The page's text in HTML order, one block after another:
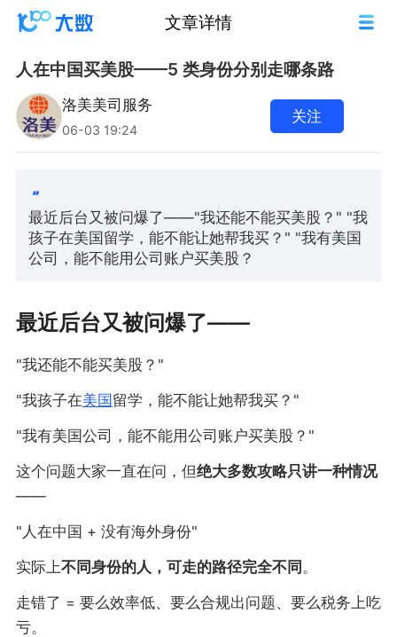
文章详情
人在中国买美股——5 类身份分别走哪条路
洛美美司服务
06-03 19:24
关注
最近后台又被问爆了——"我还能不能买美股？" "我
孩子在美国留学，能不能让她帮我买？" "我有美国
公司，能不能用公司账户买美股？
最近后台又被问爆了——
"我还能不能买美股？"
"我孩子在美国 留学，能不能让她帮我买？"
"我有美国公司，能不能用公司账户买美股？"
这个问题大家一直在问，但绝大多数攻略只讲一种情况
——
"人在中国 + 没有海外身份"
实际上不同身份的人，可走的路径完全不同。
走错了 = 要么效率低、要么合规出问题、要么税务上吃
亏。